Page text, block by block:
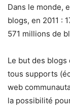
Dans le monde,
blogs, en 2011 :
571 millions de
Le but des
tous supports
web
la possibilité